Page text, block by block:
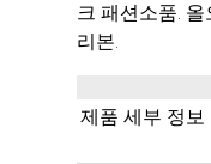
크 패션소품.
리본.
제품 세부 정보